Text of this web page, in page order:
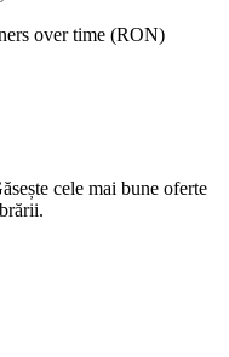
over time (RON)
cele mai bune oferte